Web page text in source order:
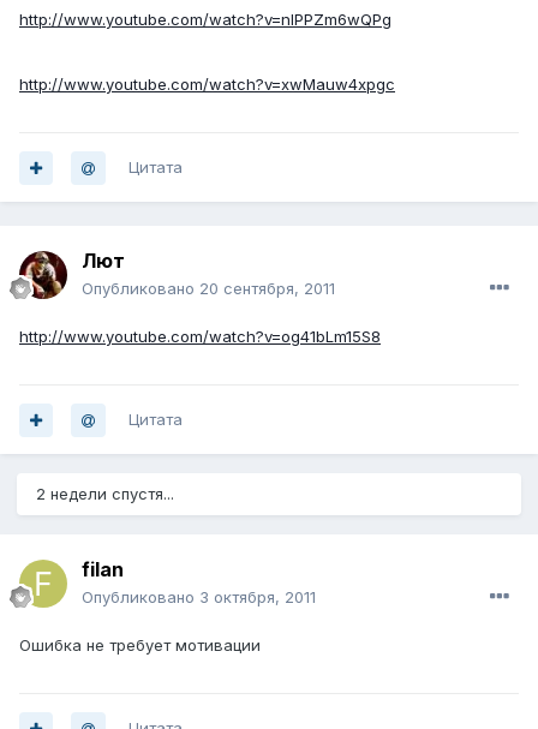
http://www.youtube.com/watch?v=nIPPZm6wQPg
http://www.youtube.com/watch?v=xwMauw4xpgc
Цитата
Лют
Опубликовано 20 сентября, 2011
http://www.youtube.com/watch?v=og41bLm15S8
Цитата
2 недели спустя...
filan
Опубликовано 3 октября, 2011
Ошибка не требует мотивации